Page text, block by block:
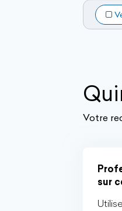
Votre
sur